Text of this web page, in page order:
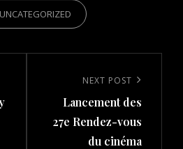
UNCATEGORIZED
Post
NEXT POST
Lancement des
27e Rendez-vous
du cinéma